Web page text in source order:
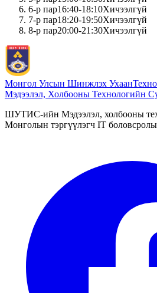
6-р пар16:40-18:10Хичээлгүй
7-р пар18:20-19:50Хичээлгүй
8-р пар20:00-21:30Хичээлгүй
Монгол Улсын Шинжлэх Ухаан
Мэдээлэл, Холбооны Технологийн
ШУТИС-ийн Мэдээлэл, холбооны
Монголын тэргүүлэгч IT